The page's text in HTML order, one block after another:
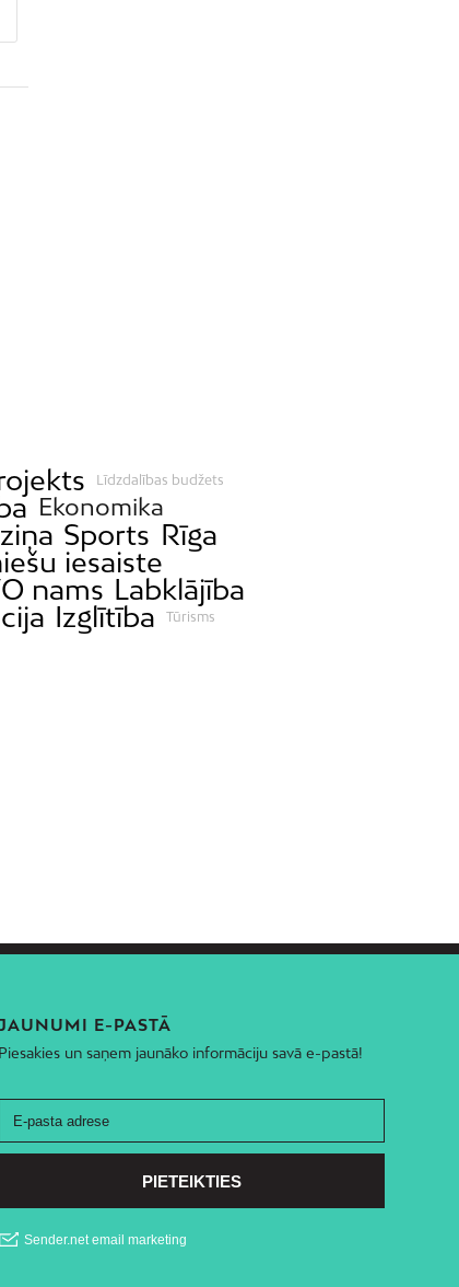
Līdzdalības budžets
Ekonomika
Sports Rīga
iesaiste
nams Labklājība
Izglītība Tūrisms
E-PASTĀ
Piesakies un saņem jaunāko informāciju savā e-pastā!